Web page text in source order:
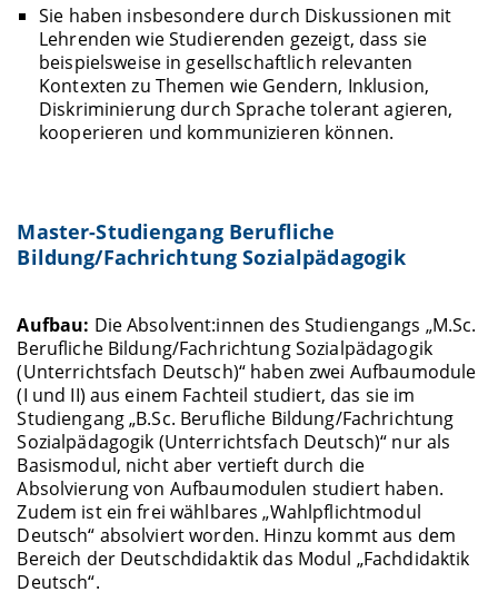
Sie haben insbesondere durch Diskussionen mit
Lehrenden wie Studierenden gezeigt, dass sie
beispielsweise in gesellschaftlich relevanten
Kontexten zu Themen wie Gendern, Inklusion,
Diskriminierung durch Sprache tolerant agieren,
kooperieren und kommunizieren können.
Master-Studiengang Berufliche
Bildung/Fachrichtung Sozialpädagogik
Aufbau: Die Absolvent:innen des Studiengangs „M.Sc.
Berufliche Bildung/Fachrichtung Sozialpädagogik
(Unterrichtsfach Deutsch)“ haben zwei Aufbaumodule
(I und II) aus einem Fachteil studiert, das sie im
Studiengang „B.Sc. Berufliche Bildung/Fachrichtung
Sozialpädagogik (Unterrichtsfach Deutsch)“ nur als
Basismodul, nicht aber vertieft durch die
Absolvierung von Aufbaumodulen studiert haben.
Zudem ist ein frei wählbares „Wahlpflichtmodul
Deutsch“ absolviert worden. Hinzu kommt aus dem
Bereich der Deutschdidaktik das Modul „Fachdidaktik
Deutsch“.